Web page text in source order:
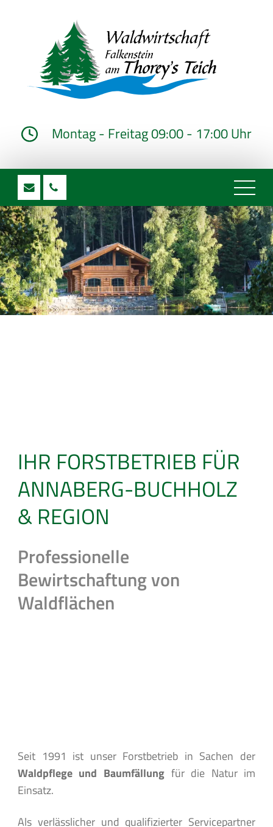
Montag - Freitag 09:00 - 17:00 Uhr
IHR FORSTBETRIEB FÜR
ANNABERG-BUCHHOLZ
& REGION
Professionelle
Bewirtschaftung von
Waldflächen
Seit 1991 ist unser Forstbetrieb in Sachen der
Waldpflege und Baumfällung für die Natur im
Einsatz.
Als verlässlicher und qualifizierter Servicepartner